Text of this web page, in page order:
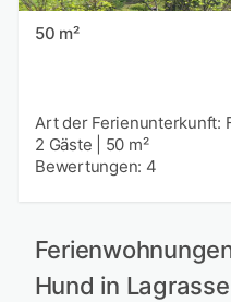
50 m²
Art der Ferienunterkunft:
2 Gäste
50 m²
Bewertungen: 4
Hund in Lagrasse